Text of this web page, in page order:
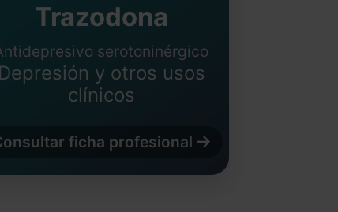
Trazodona
serotoninérgico
Depresión y otros usos
clínicos
ficha profesional